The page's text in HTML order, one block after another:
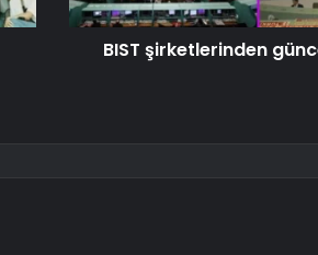
BIST şirketlerinden